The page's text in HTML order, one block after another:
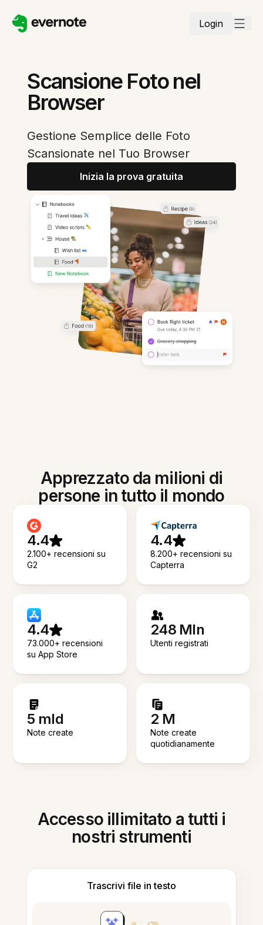
Login
Scansione Foto nel
Browser
Gestione Semplice delle Foto
Scansionate nel Tuo Browser
Inizia la prova gratuita
Apprezzato da milioni di
persone in tutto il mondo
4.4
2.100+ recensioni su
G2
4.4
8.200+ recensioni su
Capterra
4.4
73.000+ recensioni
su App Store
248 Mln
Utenti registrati
5 mld
Note create
2 M
Note create
quotidianamente
Accesso illimitato a tutti i
nostri strumenti
Trascrivi file in testo